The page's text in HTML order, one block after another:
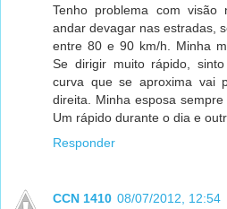
Tenho problema com
andar devagar nas estradas,
entre 80 e 90 km/h. Minha
Se dirigir muito rápido,
curva que se aproxima vai
direita. Minha esposa
Um rápido durante o dia e
Responder
CCN 1410 08/07/2012, 12:54